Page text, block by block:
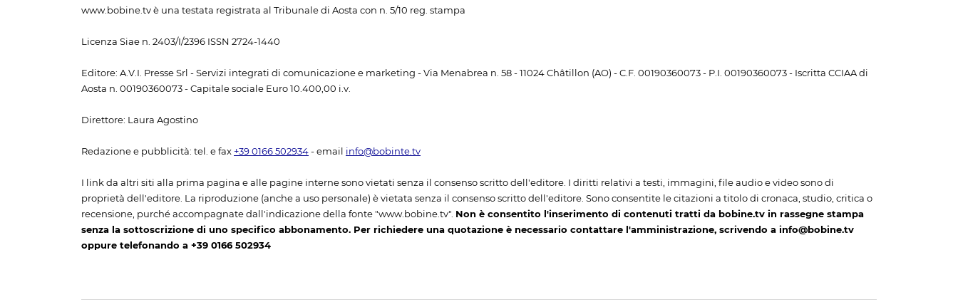
www.bobine.tv è una testata registrata al Tribunale di Aosta con n. 5/10 reg. stampa
Licenza Siae n. 2403/I/2396 ISSN 2724-1440
Editore: A.V.I. Presse Srl - Servizi integrati di comunicazione e marketing - Via Menabrea n. 58 - 11024 Châtillon (AO) - C.F. 00190360073 - P.I. 00190360073 - Iscritta CCIAA di
Aosta n. 00190360073 - Capitale sociale Euro 10.400,00 i.v.
Direttore: Laura Agostino
Redazione e pubblicità: tel. e fax +39 0166 502934 - email info@bobinte.tv
I link da altri siti alla prima pagina e alle pagine interne sono vietati senza il consenso scritto dell'editore. I diritti relativi a testi, immagini, file audio e video sono di
proprietà dell'editore. La riproduzione (anche a uso personale) è vietata senza il consenso scritto dell'editore. Sono consentite le citazioni a titolo di cronaca, studio, critica o
recensione, purché accompagnate dall'indicazione della fonte "www.bobine.tv". Non è consentito l'inserimento di contenuti tratti da bobine.tv in rassegne stampa
senza la sottoscrizione di uno specifico abbonamento. Per richiedere una quotazione è necessario contattare l'amministrazione, scrivendo a info@bobine.tv
oppure telefonando a +39 0166 502934